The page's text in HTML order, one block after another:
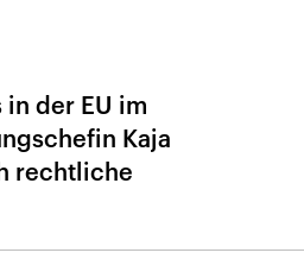
der EU im
Kaja
rechtliche